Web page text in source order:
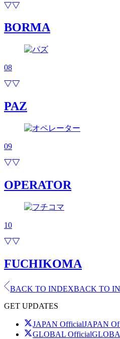
BORMA
08
PAZ
09
OPERATOR
10
FUCHIKOMA
BACK TO INDEXBACK TO
GET UPDATES
JAPAN OfficialJAPAN
GLOBAL Official